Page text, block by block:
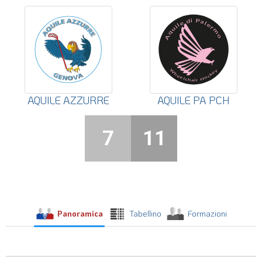
AQUILE AZZURRE AQUILE PA PCH
7 11
Panoramica Tabellino Formazioni